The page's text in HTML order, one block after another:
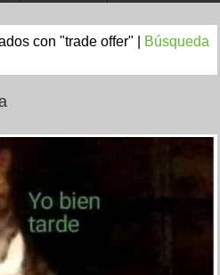
con "trade offer" |
Búsqueda